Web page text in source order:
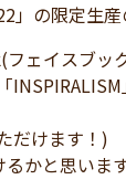
の限定生産
イスブッ
だけます！)
かと思いま